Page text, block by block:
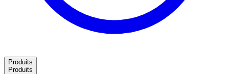
Produits
Produits